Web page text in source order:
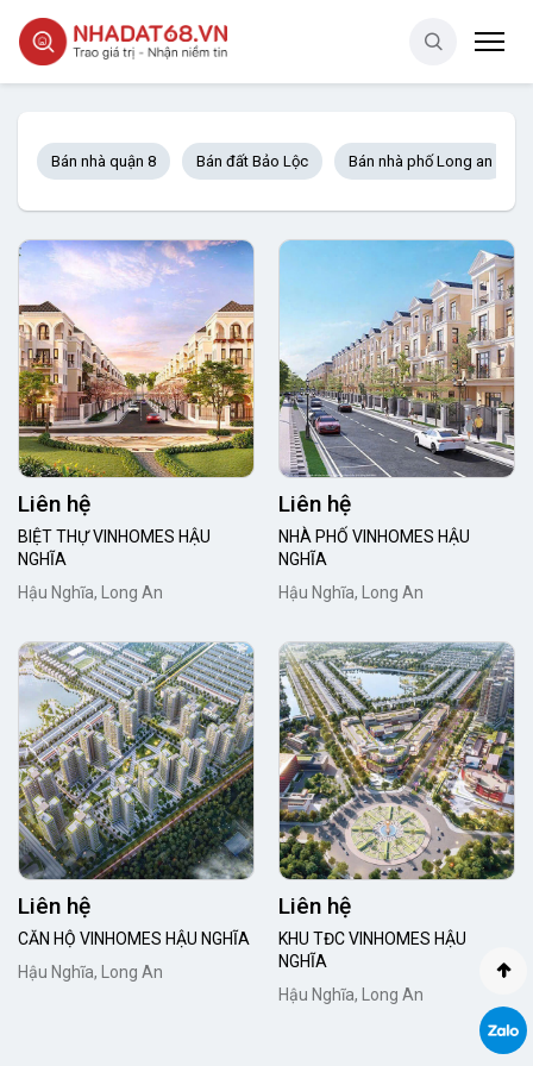
Bán nhà quận 8 Bán đất Bảo Lộc Bán nhà phố Long an
Liên hệ
BIỆT THỰ VINHOMES HẬU
NGHĨA
Hậu Nghĩa, Long An
Liên hệ
NHÀ PHỐ VINHOMES HẬU
NGHĨA
Hậu Nghĩa, Long An
Liên hệ
CĂN HỘ VINHOMES HẬU NGHĨA
Hậu Nghĩa, Long An
Liên hệ
KHU TĐC VINHOMES HẬU
NGHĨA
Hậu Nghĩa, Long An